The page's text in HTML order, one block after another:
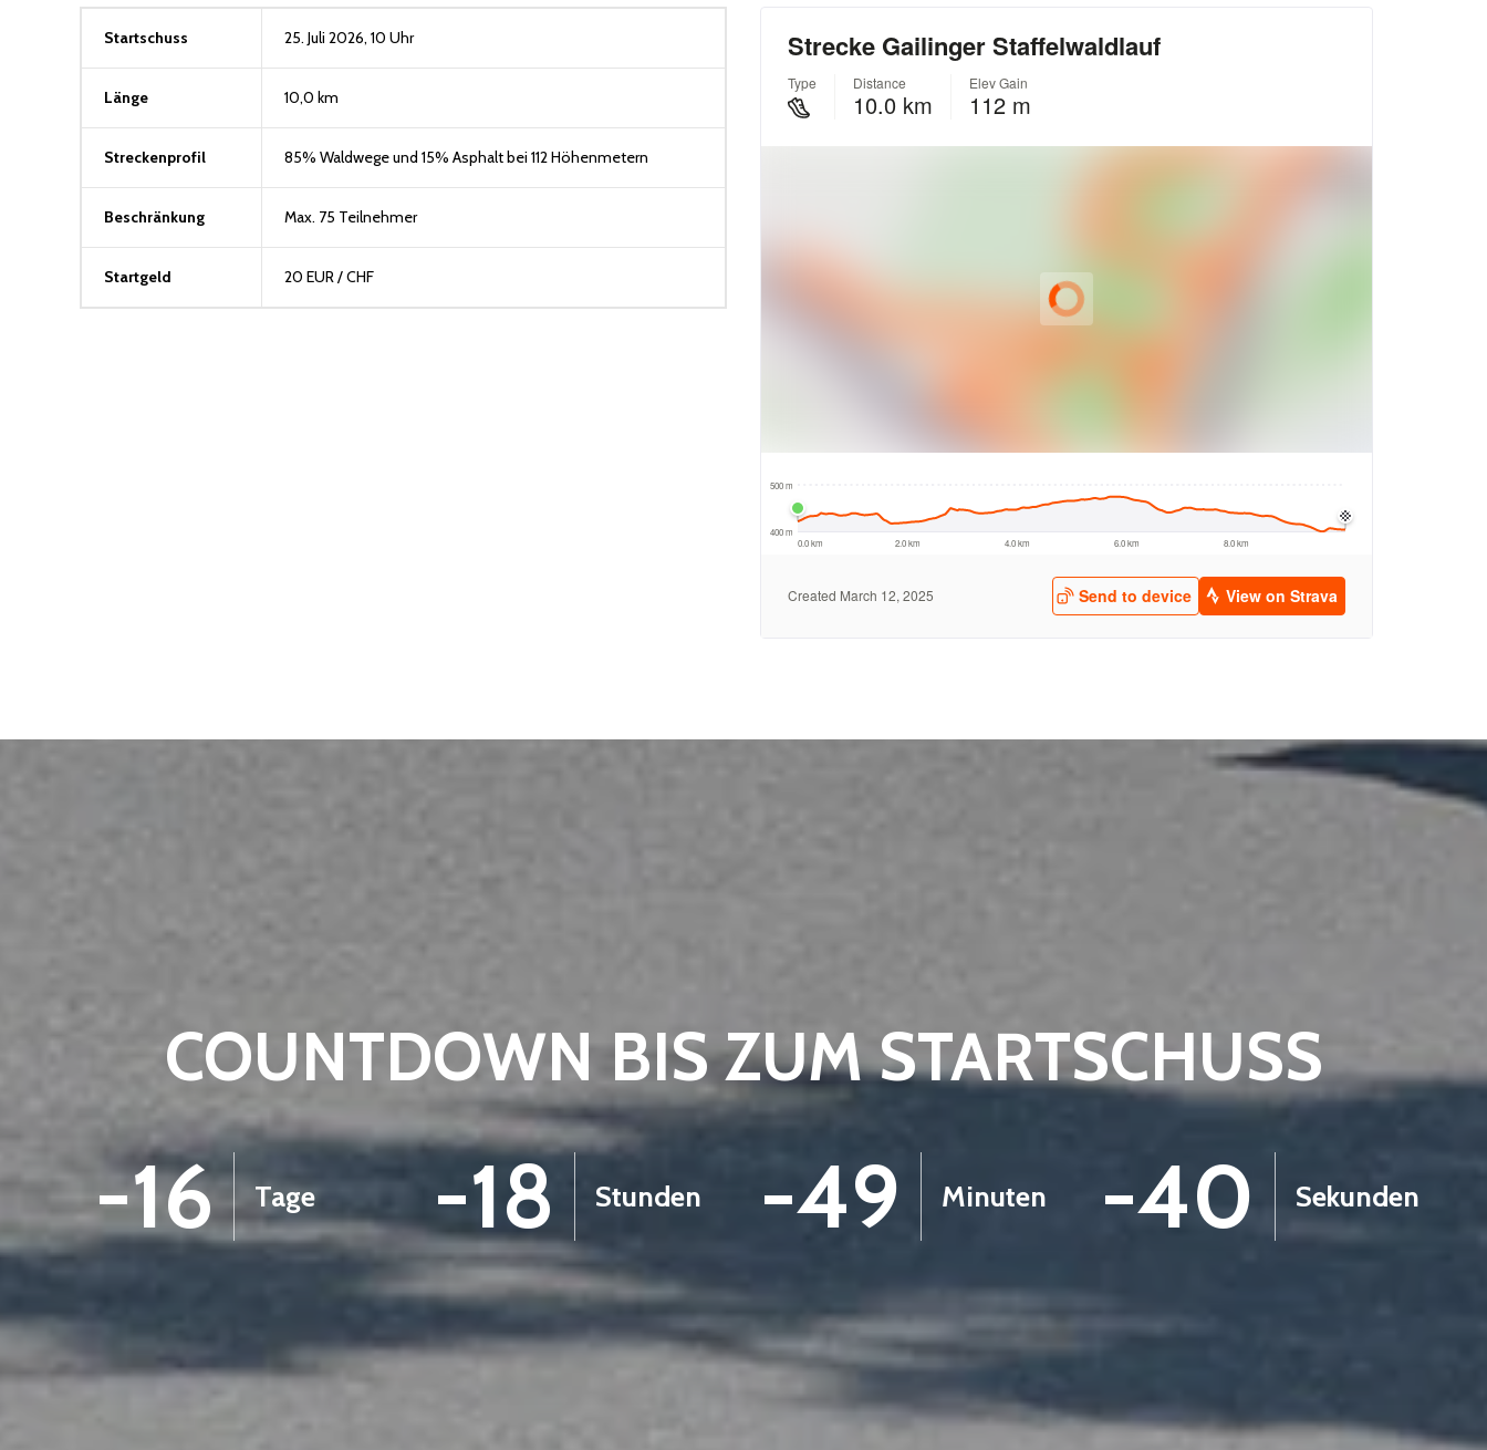
Startschuss 25. Juli 2026, 10 Uhr
Länge 10,0 km
Streckenprofil 85% Waldwege und 15% Asphalt bei 112 Höhenmetern
Beschränkung Max. 75 Teilnehmer
Startgeld 20 EUR / CHF
COUNTDOWN BIS ZUM STARTSCHUSS
-16 Tage -18 Stunden -49 Minuten -42 Sekunden